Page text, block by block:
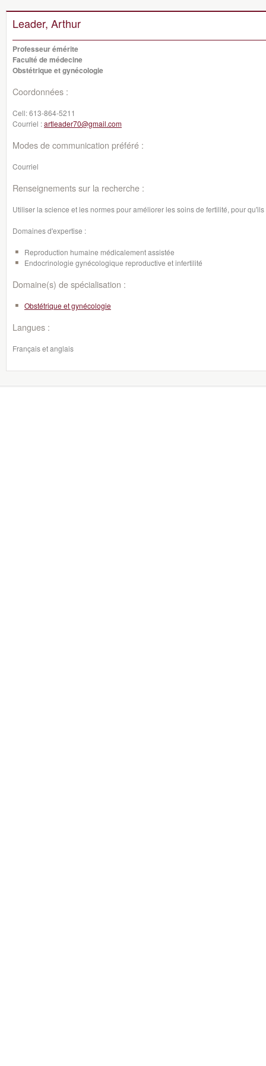
Leader, Arthur
Professeur émérite
Faculté de médecine
Obstétrique et gynécologie
Coordonnées :
Cell:613-864-5211
Courriel :artleader70@gmail.com
Modes de communication préféré :
Courriel
Renseignements sur la recherche :
Utiliser la science et les normes pour améliorer les soins de fertilité, pour
Domaines d'expertise :
Reproduction humaine médicalement assistée
Endocrinologie gynécologique reproductive et infertilité
Domaine(s) de spécialisation :
Obstétrique et gynécologie
Langues :
Français et anglais